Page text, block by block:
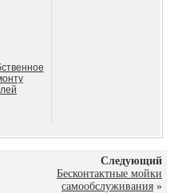
Следующий
Бесконтактные мойки
самообслуживания »